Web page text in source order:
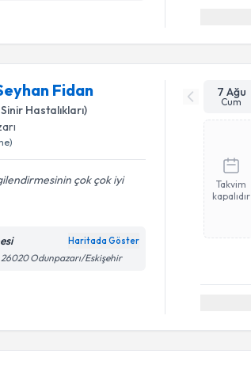
Fidan
Hastalıkları)
çok çok iyi
Haritada Göster
26020 Odunpazarı/Eskişehir
7 Ağu
Cum
Takvim
kapalıdır